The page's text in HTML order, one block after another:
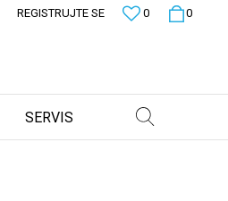
0
0
REGISTRUJTE SE
SERVIS